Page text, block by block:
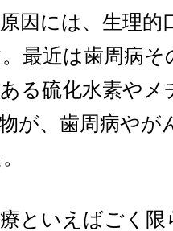
因には、生理的
最近は歯周病
る硫化水素や
が、歯周病や
といえばごく